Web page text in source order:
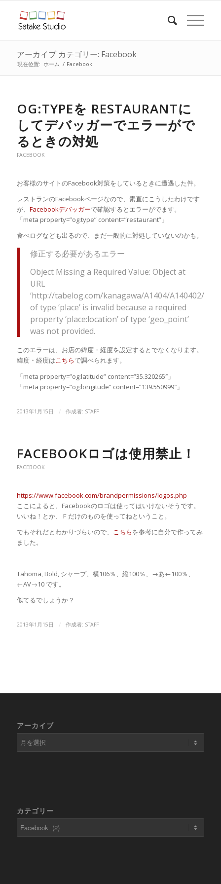
アーカイブ カテゴリー: Facebook
現在位置: ホーム / Facebook
OG:TYPEを RESTAURANTに
してデバッガーでエラーがで
るときの対処
FACEBOOK
お客様のサイトのFacebook対策をしているときに遭遇した件。
レストランのFacebookページなので、素直にこうしたわけです
が、 Facebookデバッガーで確認するとエラーがでます。
「meta property=”og:type” content=”restaurant”」
食べログなども出るので、まだ一般的に対処していないのかも。
修正する必要があるエラー
Object Missing a Required Value: Object at
URL
‘http://tabelog.com/kanagawa/A1404/A140402/
of type ‘place’ is invalid because a required
property ‘place:location’ of type ‘geo_point’
was not provided.
このエラーは、お店の緯度・経度を設定するとでなくなります。
緯度・経度はこちらで調べられます。
「meta property=”og:latitude” content=”35.320265″」
「meta property=”og:longitude” content=”139.550999″」
2013年1月15日 / 作成者: STAFF
FACEBOOKロゴは使用禁止！
FACEBOOK
https://www.facebook.com/brandpermissions/logos.php
ここによると、Facebookのロゴは使ってはいけないそうです。
いいね！とか、Ｆだけのものを使ってねということ。
でもそれだとわかりづらいので、 こちらを参考に自分で作ってみ
ました。
Tahoma, Bold, シャープ、横106％、縦100％、→あ←100％、
←AV→10 です。
似てるでしょうか？
2013年1月15日 / 作成者: STAFF
アーカイブ
カテゴリー